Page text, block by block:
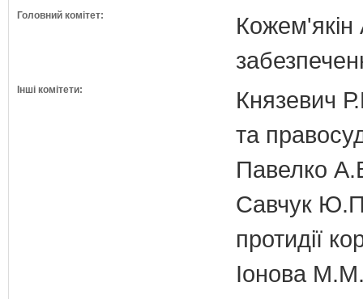
Головний комітет:
Кожем'якін
Інші комітети:
Князевич
та
Павелко
Савчук Ю.П.
протидії
Іонова М.М.